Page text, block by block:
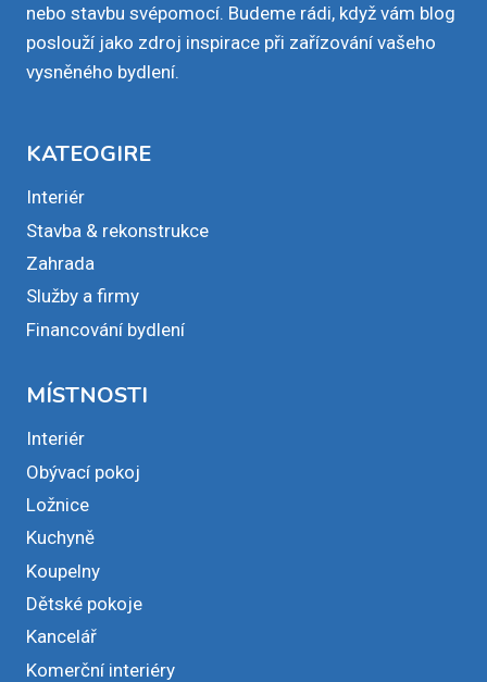
nebo stavbu svépomocí. Budeme rádi, když vám blog
poslouží jako zdroj inspirace při zařízování vašeho
vysněného bydlení.
KATEOGIRE
Interiér
Stavba & rekonstrukce
Zahrada
Služby a firmy
Financování bydlení
MÍSTNOSTI
Interiér
Obývací pokoj
Ložnice
Kuchyně
Koupelny
Dětské pokoje
Kancelář
Komerční interiéry